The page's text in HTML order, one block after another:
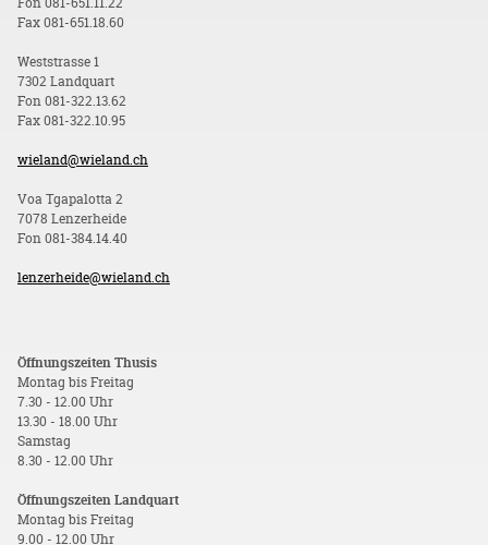
Fax 081-651.18.60
Weststrasse 1
7302 Landquart
Fon 081-322.13.62
Fax 081-322.10.95
wieland@wieland.ch
Voa Tgapalotta 2
7078 Lenzerheide
Fon 081-384.14.40
lenzerheide@wieland.ch
Öffnungszeiten Thusis
Montag bis Freitag
7.30 - 12.00 Uhr
13.30 - 18.00 Uhr
Samstag
8.30 - 12.00 Uhr
Öffnungszeiten Landquart
Montag bis Freitag
9.00 - 12.00 Uhr